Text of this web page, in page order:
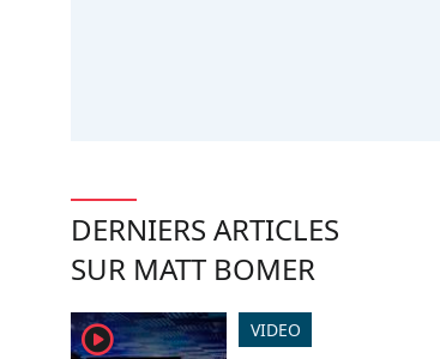
DERNIERS ARTICLES
SUR MATT BOMER
player2
VIDEO